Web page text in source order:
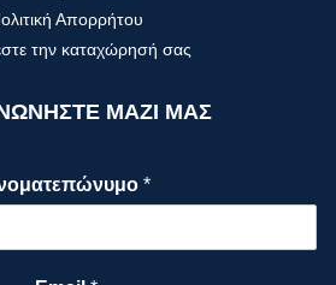
Απορρήτου
την καταχώρησή σας
ΜΑΖΙ ΜΑΣ
*